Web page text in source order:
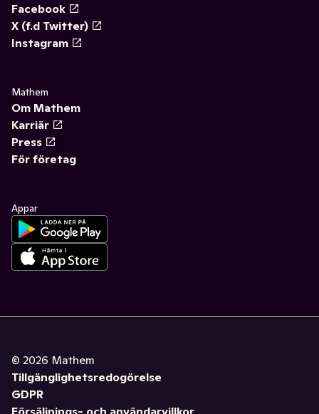
Facebook
X (f.d Twitter)
Instagram
Mathem
Om Mathem
Karriär
Press
För företag
Appar
© 2026 Mathem
Tillgänglighetsredogörelse
GDPR